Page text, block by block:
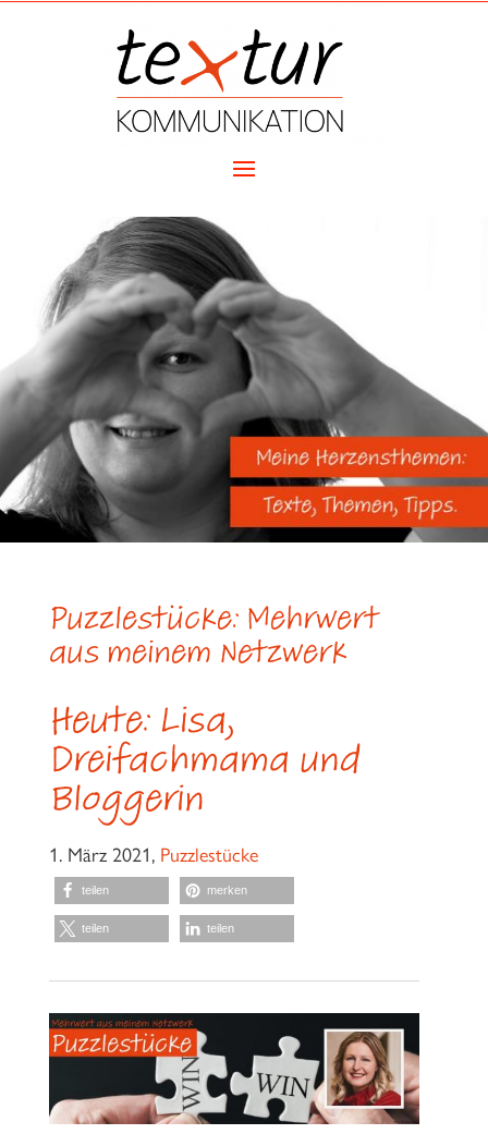
Puzzlestücke: Mehrwert
aus meinem Netzwerk
Heute: Lisa,
Dreifachmama und
Bloggerin
1. März 2021, Puzzlestücke
teilen merken
teilen teilen